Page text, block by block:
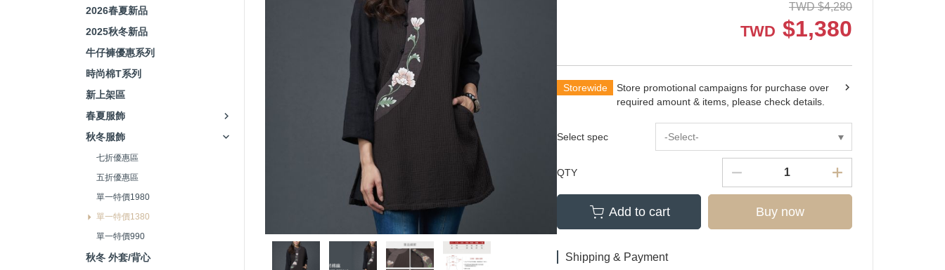
2026春夏新品
2025秋冬新品
牛仔褲優惠系列
時尚棉T系列
新上架區
春夏服飾
秋冬服飾
七折優惠區
五折優惠區
單一特價1980
單一特價1380
單一特價990
秋冬 外套/背心
TWD $4,280
TWD $1,380
Storewide
Store promotional campaigns for purchase over
required amount & items, please check details.
Select spec -Select-
QTY
Add to cart Buy now
Shipping & Payment